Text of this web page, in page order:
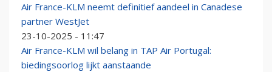
Air France-KLM neemt definitief aandeel in Canadese
partner WestJet
23-10-2025 - 11:47
Air France-KLM wil belang in TAP Air Portugal:
biedingsoorlog lijkt aanstaande